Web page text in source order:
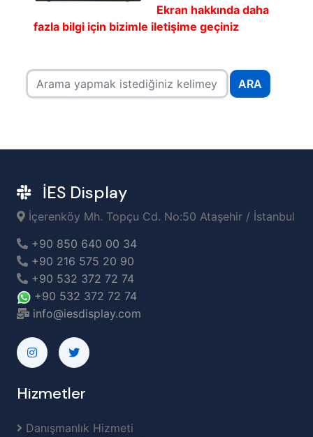
Ekran hakkında daha
fazla bilgi için bizimle iletişime geçiniz
ARA
İES Display
İçerenköy Mh. Topçu Cd. No:50 Ataşehir / İstanbul
+90 850 640 00 34
+90 216 575 20 90
+90 532 372 72 74
+90 532 372 72 74
info@iesdisplay.com
Hizmetler
Danışmanlık Hizmeti